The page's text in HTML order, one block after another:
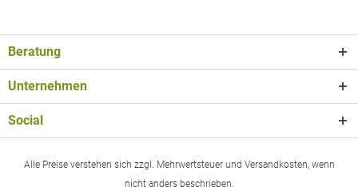
Beratung
Unternehmen
Social
Alle Preise verstehen sich zzgl. Mehrwertsteuer und Versandkosten, wenn
nicht anders beschrieben.